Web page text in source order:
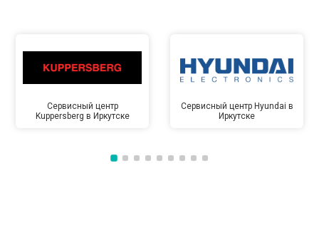
Сервисный центр
Kuppersberg в Иркутске
Сервисный центр Hyundai в
Иркутске